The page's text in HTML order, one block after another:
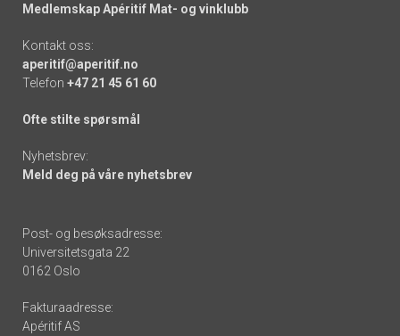
Medlemskap Apéritif Mat- og vinklubb
Kontakt oss:
aperitif@aperitif.no
Telefon +47 21 45 61 60
Ofte stilte spørsmål
Nyhetsbrev:
Meld deg på våre nyhetsbrev
Post- og besøksadresse:
Universitetsgata 22
0162 Oslo
Fakturaadresse:
Apéritif AS